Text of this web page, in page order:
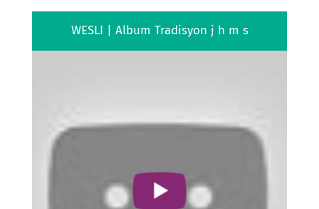
WESLI | Album Tradisyon j h m s